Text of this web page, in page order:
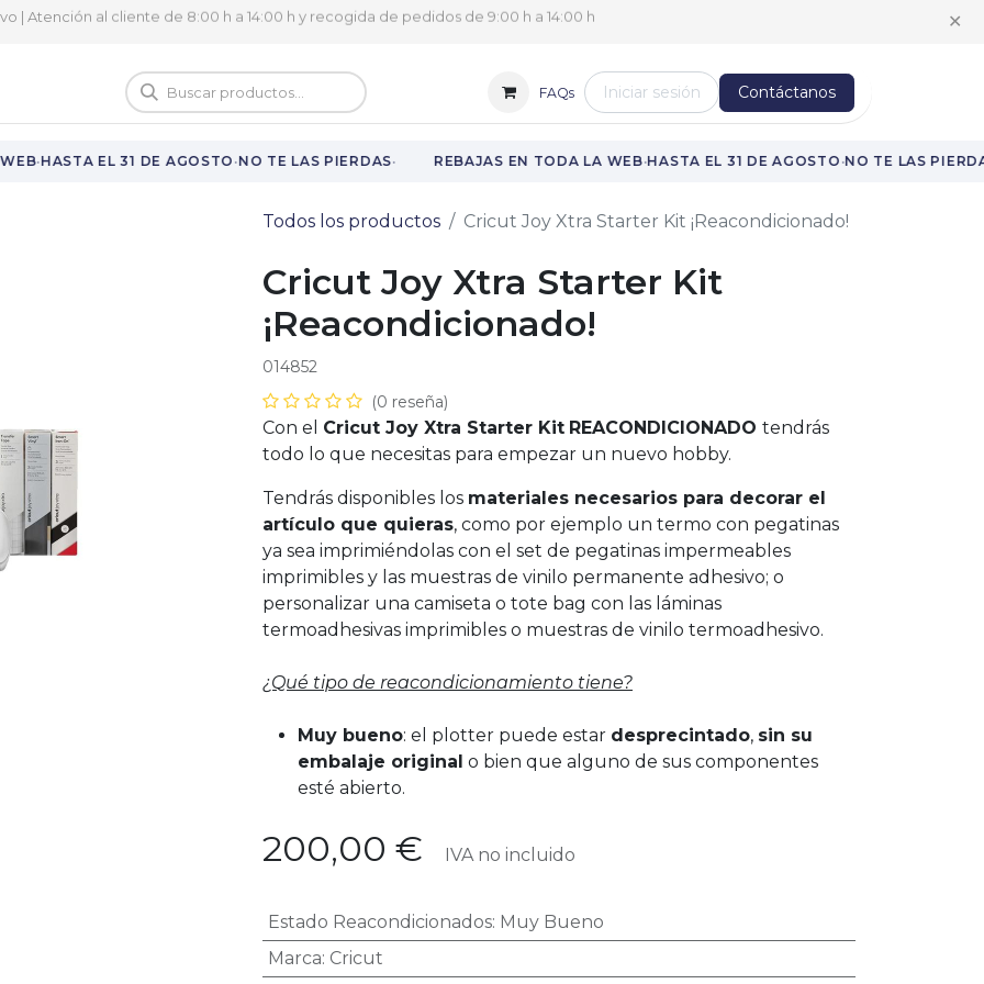
| Atención al cliente de 8:00 h a 14:00 h y recogida de pedidos de 9:00 h a 14:00 h ✕
Vuelta al cole FAQs Iniciar sesión Contáctanos
·HASTA EL 31 DE AGOSTO·NO TE LAS PIERDAS· REBAJAS EN TODA LA WEB·HASTA EL 31 DE AGOSTO·NO TE LAS
Todos los productos Cricut Joy Xtra Starter Kit ¡Reacondicionado!
Cricut Joy Xtra Starter Kit
¡Reacondicionado!
014852
(0 reseña)
Con el Cricut Joy Xtra Starter Kit REACONDICIONADO tendrás
todo lo que necesitas para empezar un nuevo hobby.
Tendrás disponibles los materiales necesarios para decorar el
artículo que quieras, como por ejemplo un termo con pegatinas
ya sea imprimiéndolas con el set de pegatinas impermeables
imprimibles y las muestras de vinilo permanente adhesivo; o
personalizar una camiseta o tote bag con las láminas
termoadhesivas imprimibles o muestras de vinilo termoadhesivo.
¿Qué tipo de reacondicionamiento tiene?
Muy bueno: el plotter puede estar desprecintado, sin su
embalaje original o bien que alguno de sus componentes
esté abierto.
200,00 € IVA no incluido
Estado Reacondicionados: Muy Bueno
Marca: Cricut